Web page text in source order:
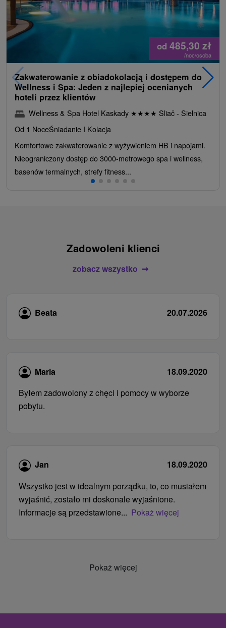
od 485,30 zł
/noc/osoba
Zakwaterowanie z obiadokolacją i dostępem do
Wellness i Spa: Jeden z najlepiej ocenianych
hoteli przez klientów
Wellness & Spa Hotel Kaskady ★★★★ Sliač - Sielnica
Od 1 NoceŚniadanie I Kolacja
Komfortowe zakwaterowanie z wyżywieniem HB i napojami.
Nieograniczony dostęp do 3000-metrowego spa i wellness,
basenów termalnych, strefy fitness...
Zadowoleni klienci
zobacz wszystko
Beata 20.07.2026
Maria
18.09.2020
Byłem zadowolony z chęci i pomocy w wyborze
pobytu.
Jan
18.09.2020
Wszystko jest w idealnym porządku, to, co musiałem
wyjaśnić, zostało mi doskonale wyjaśnione.
Informacje są przedstawione... Pokaż więcej
Pokaż więcej